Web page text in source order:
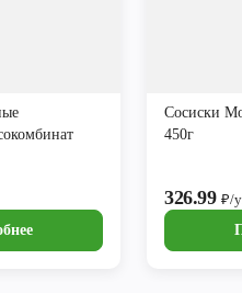
Сосиски
450г
326.99₽/